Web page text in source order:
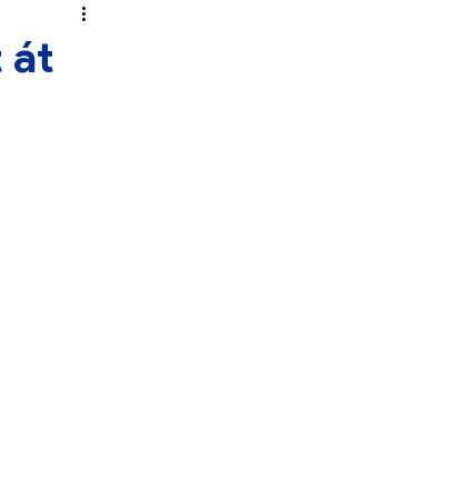
át